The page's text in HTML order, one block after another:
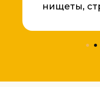
нищеты,